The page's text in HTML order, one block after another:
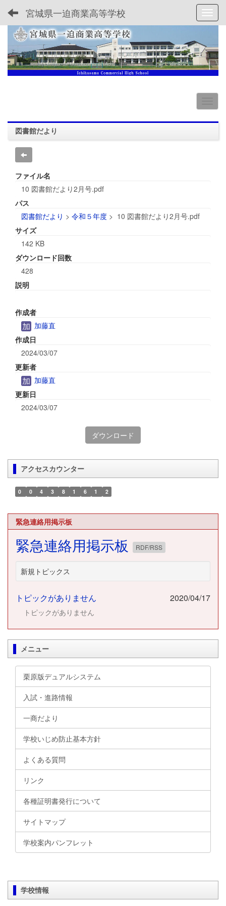
宮城県一迫商業高等学校
図書館だより
ファイル名
10 図書館だより2月号.pdf
パス
図書館だより > 令和５年度 > 10 図書館だより2月号.pdf
サイズ
142 KB
ダウンロード回数
428
説明
作成者
加藤直
作成日
2024/03/07
更新者
加藤直
更新日
2024/03/07
ダウンロード
アクセスカウンター
0 0 4 3 8 1 6 1 2
緊急連絡用掲示板
緊急連絡用掲示板 RDF/RSS
新規トピックス
トピックがありません 2020/04/17
トピックがありません
メニュー
栗原版デュアルシステム
入試・進路情報
一商だより
学校いじめ防止基本方針
よくある質問
リンク
各種証明書発行について
サイトマップ
学校案内パンフレット
学校情報